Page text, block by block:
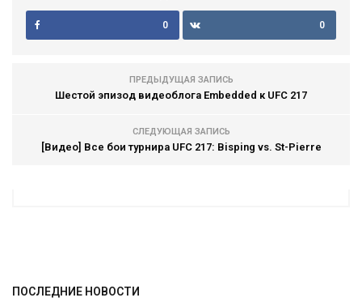
0 0
ПРЕДЫДУЩАЯ ЗАПИСЬ
Шестой эпизод видеоблога Embedded к UFC 217
СЛЕДУЮЩАЯ ЗАПИСЬ
[Видео] Все бои турнира UFC 217: Bisping vs. St-Pierre
ПОСЛЕДНИЕ НОВОСТИ